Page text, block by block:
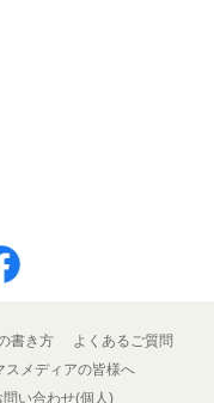
書き方
よくあるご質問
スメディアの皆様へ
問い合わせ(個人)